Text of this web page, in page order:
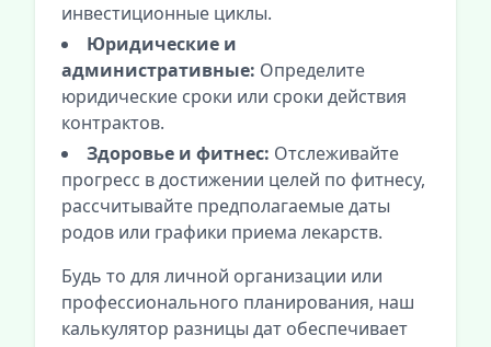
инвестиционные циклы.
Юридические и
административные: Определите
юридические сроки или сроки действия
контрактов.
Здоровье и фитнес: Отслеживайте
прогресс в достижении целей по фитнесу,
рассчитывайте предполагаемые даты
родов или графики приема лекарств.
Будь то для личной организации или
профессионального планирования, наш
калькулятор разницы дат обеспечивает